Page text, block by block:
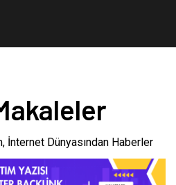
İnternet Dünyasından Haberler